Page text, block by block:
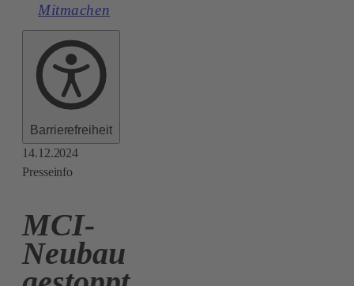
Mitmachen
Barrierefreiheit
14.12.2024
Presseinfo
MCI-
Neubau